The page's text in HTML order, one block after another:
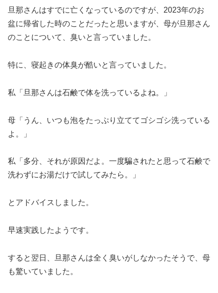
旦那さんはすでに亡くなっているのですが、2023年のお
盆に帰省した時のことだったと思いますが、母が旦那さん
のことについて、臭いと言っていました。
特に、寝起きの体臭が酷いと言っていました。
私「旦那さんは石鹸で体を洗っているよね。」
母「うん、いつも泡をたっぷり立ててゴシゴシ洗っている
よ。」
私「多分、それが原因だよ。一度騙されたと思って石鹸で
洗わずにお湯だけで試してみたら。」
とアドバイスしました。
早速実践したようです。
すると翌日、旦那さんは全く臭いがしなかったそうで、母
も驚いていました。